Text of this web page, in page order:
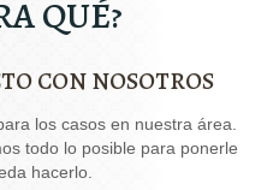
QUÉ?
CON NOSOTROS
los casos en nuestra área.
todo lo posible para ponerle
hacerlo.